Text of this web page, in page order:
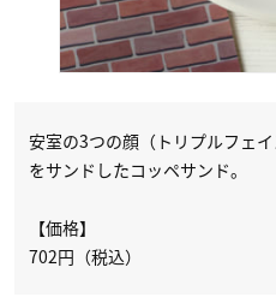
安室の3つの顔（トリプルフェ
をサンドしたコッペサンド。
【価格】
702円（税込）